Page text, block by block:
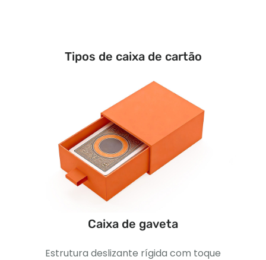
Tipos de caixa de cartão
Caixa de gaveta
Estrutura deslizante rígida com toque